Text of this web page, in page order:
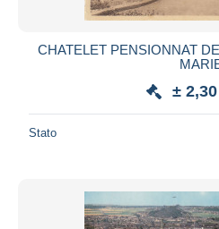
CHATELET PENSIONNAT
±
Stato